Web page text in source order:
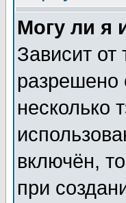
Могу ли я
Зависит
разрешено
несколько
включён,
при